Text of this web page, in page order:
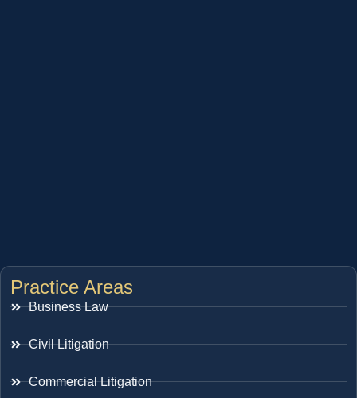
Practice Areas
Business Law
Civil Litigation
Commercial Litigation